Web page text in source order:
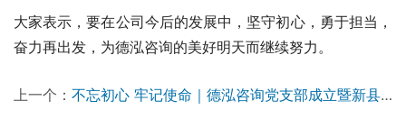
大家表示，要在公司今后的发展中，坚守初心，勇于担当，
奋力再出发，为德泓咨询的美好明天而继续努力。
上一个： 不忘初心 牢记使命｜德泓咨询党支部成立暨新县大别山红色文化之旅纪实